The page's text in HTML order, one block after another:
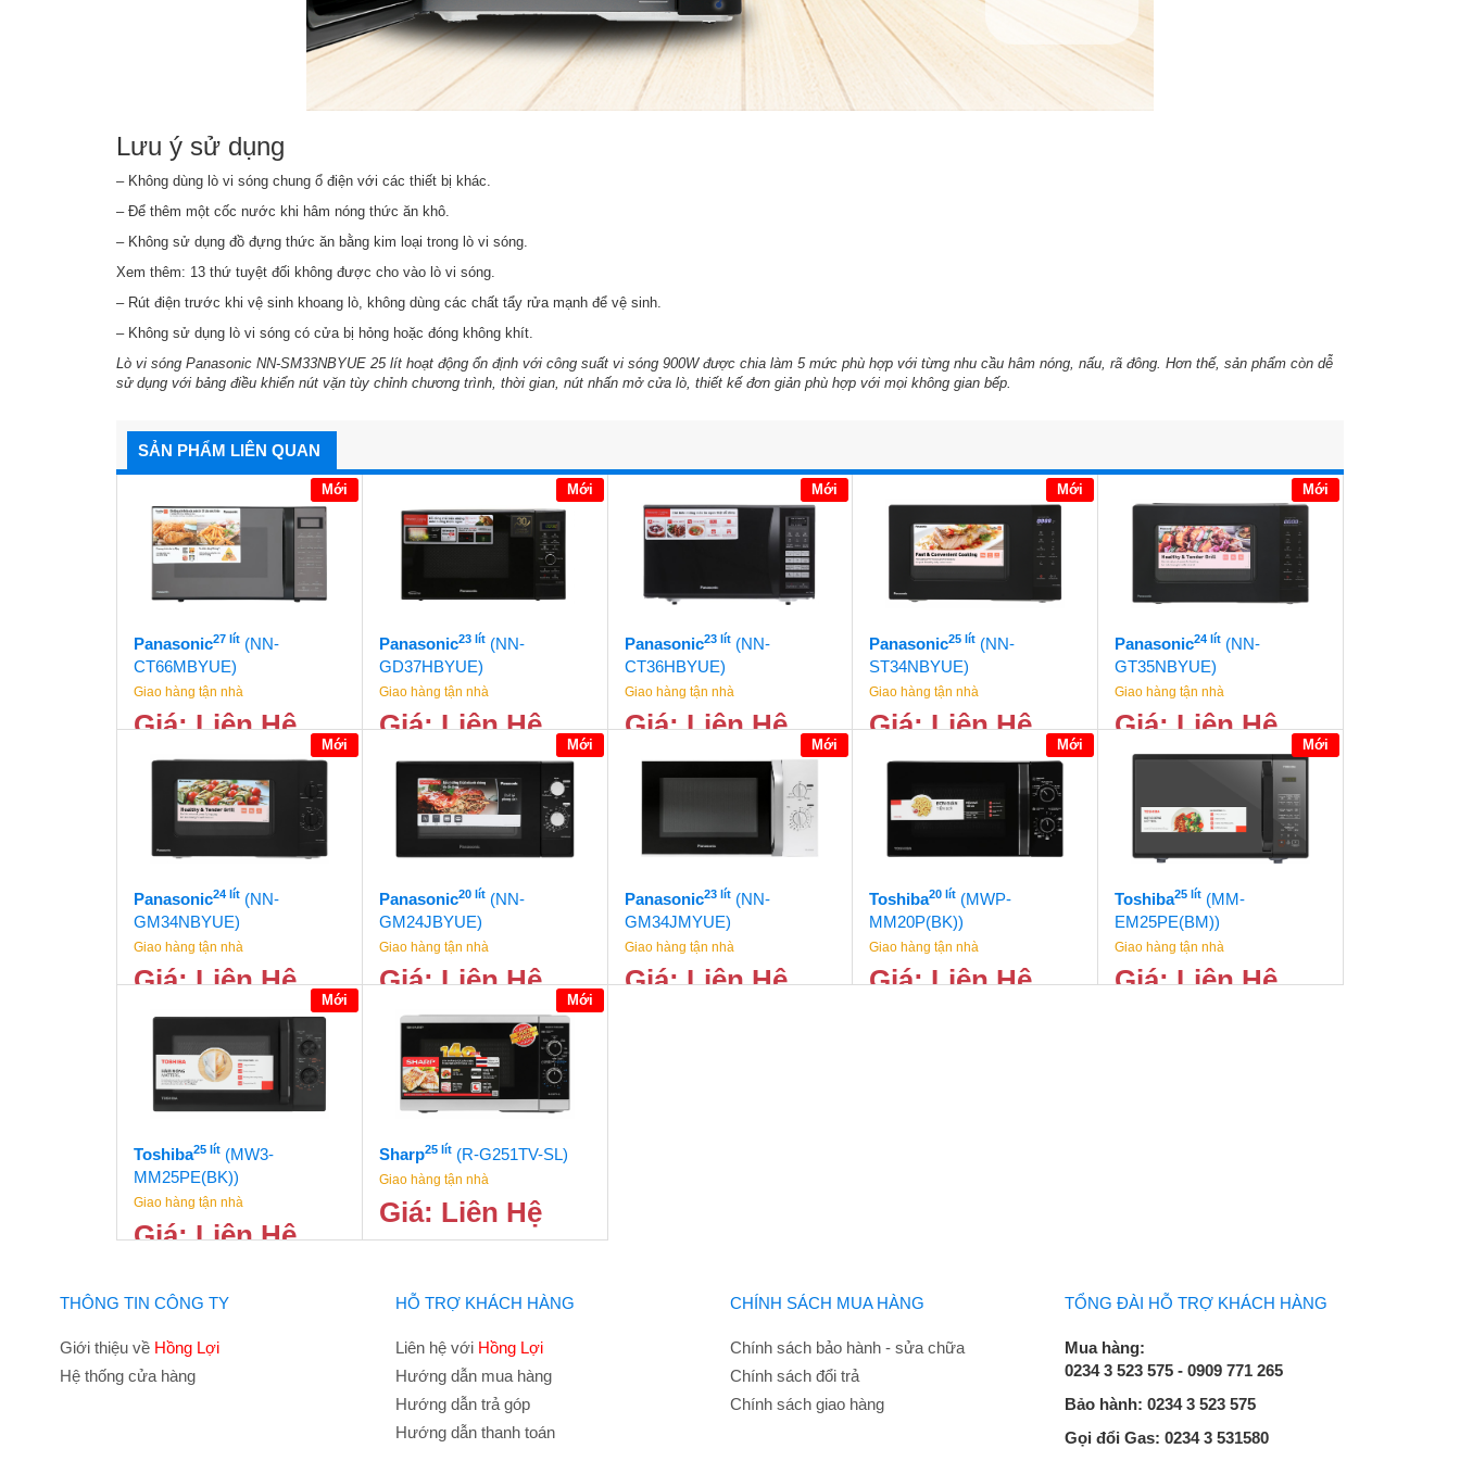
Lưu ý sử dụng
– Không dùng lò vi sóng chung ổ điện với các thiết bị khác.
– Để thêm một cốc nước khi hâm nóng thức ăn khô.
– Không sử dụng đồ đựng thức ăn bằng kim loại trong lò vi sóng.
Xem thêm: 13 thứ tuyệt đối không được cho vào lò vi sóng.
– Rút điện trước khi vệ sinh khoang lò, không dùng các chất tẩy rửa mạnh để vệ sinh.
– Không sử dụng lò vi sóng có cửa bị hỏng hoặc đóng không khít.
Lò vi sóng Panasonic NN-SM33NBYUE 25 lít hoạt động ổn định với công suất vi sóng 900W được chia làm 5 mức phù hợp với từng nhu cầu hâm nóng, nấu, rã đông. Hơn thế, sản phẩm còn dễ
sử dụng với bảng điều khiển nút vặn tùy chỉnh chương trình, thời gian, nút nhấn mở cửa lò, thiết kế đơn giản phù hợp với mọi không gian bếp.
SẢN PHẨM LIÊN QUAN
Mới
Panasonic27 lít (NN-
CT66MBYUE)
Giao hàng tận nhà
Giá: Liên Hệ
Mới
Panasonic23 lít (NN-
GD37HBYUE)
Giao hàng tận nhà
Giá: Liên Hệ
Mới
Panasonic23 lít (NN-
CT36HBYUE)
Giao hàng tận nhà
Giá: Liên Hệ
Mới
Panasonic25 lít (NN-
ST34NBYUE)
Giao hàng tận nhà
Giá: Liên Hệ
Mới
Panasonic24 lít (NN-
GT35NBYUE)
Giao hàng tận nhà
Giá: Liên Hệ
Mới
Panasonic24 lít (NN-
GM34NBYUE)
Giao hàng tận nhà
Giá: Liên Hệ
Mới
Panasonic20 lít (NN-
GM24JBYUE)
Giao hàng tận nhà
Giá: Liên Hệ
Mới
Panasonic23 lít (NN-
GM34JMYUE)
Giao hàng tận nhà
Giá: Liên Hệ
Mới
Toshiba20 lít (MWP-
MM20P(BK))
Giao hàng tận nhà
Giá: Liên Hệ
Mới
Toshiba25 lít (MM-
EM25PE(BM))
Giao hàng tận nhà
Giá: Liên Hệ
Mới
Toshiba25 lít (MW3-
MM25PE(BK))
Giao hàng tận nhà
Giá: Liên Hệ
Mới
Sharp25 lít (R-G251TV-SL)
Giao hàng tận nhà
Giá: Liên Hệ
THÔNG TIN CÔNG TY
Giới thiệu về Hồng Lợi
Hệ thống cửa hàng
HỖ TRỢ KHÁCH HÀNG
Liên hệ với Hồng Lợi
Hướng dẫn mua hàng
Hướng dẫn trả góp
Hướng dẫn thanh toán
CHÍNH SÁCH MUA HÀNG
Chính sách bảo hành - sửa chữa
Chính sách đổi trả
Chính sách giao hàng
TỔNG ĐÀI HỖ TRỢ KHÁCH HÀNG
Mua hàng:
0234 3 523 575 - 0909 771 265
Bảo hành: 0234 3 523 575
Gọi đổi Gas: 0234 3 531580